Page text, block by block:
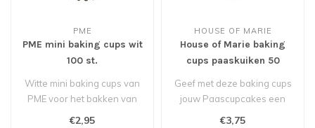
PME
PME mini baking cups wit
100 st.
Witte mini baking cups van
PME voor het bakken van
kleine cupcakes, muffins en
€2,95
HOUSE OF MARIE
House of Marie baking
cups paaskuiken 50
stuks
Geef met deze baking cups
jouw Paascupcakes een
extra feestelijk tintje. Ook
€3,75